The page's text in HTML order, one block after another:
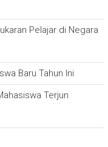
Pelajar di Negara
Baru Tahun Ini
Terjun